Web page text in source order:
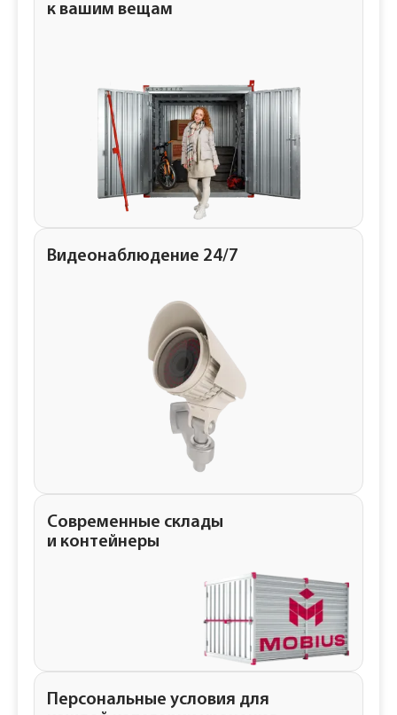
к вашим вещам
Видеонаблюдение 24/7
Современные склады
и контейнеры
Персональные условия для